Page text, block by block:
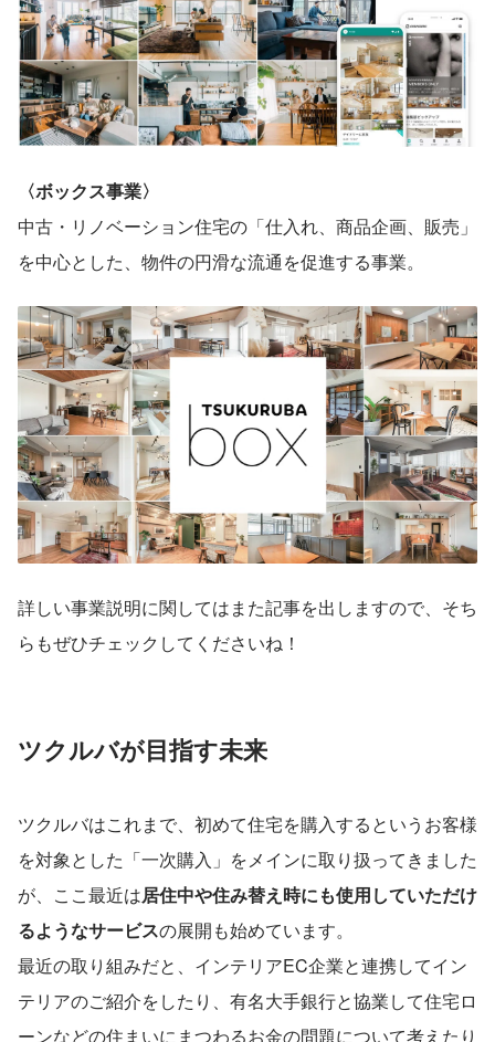
〈ボックス事業〉
中古・リノベーション住宅の「仕入れ、商品企画、販売」
を中心とした、物件の円滑な流通を促進する事業。
詳しい事業説明に関してはまた記事を出しますので、そち
らもぜひチェックしてくださいね！
ツクルバが目指す未来
ツクルバはこれまで、初めて住宅を購入するというお客様
を対象とした「一次購入」をメインに取り扱ってきました
が、ここ最近は居住中や住み替え時にも使用していただけ
るようなサービスの展開も始めています。
最近の取り組みだと、インテリアEC企業と連携してイン
テリアのご紹介をしたり、有名大手銀行と協業して住宅ロ
ーンなどの住まいにまつわるお金の問題について考えたり